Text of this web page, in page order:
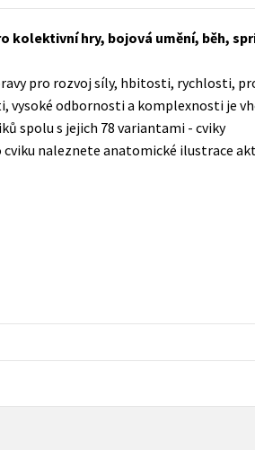
adult (SK)
a životní styl
kolektivní hry, bojová umění, běh,
pro rozvoj síly, hbitosti, rychlosti,
vysoké odbornosti a komplexnosti je
spolu s jejich 78 variantami - cviky
naleznete anatomické ilustrace